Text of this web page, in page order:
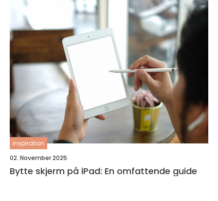
inspiration
02. November 2025
Bytte skjerm på iPad: En omfattende guide